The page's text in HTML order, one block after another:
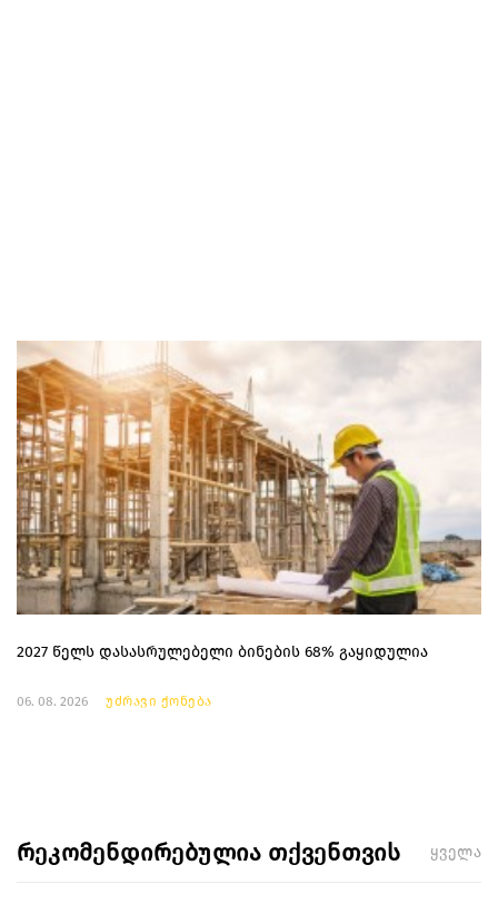
2027 წელს დასასრულებელი ბინების 68% გაყიდულია
06. 08. 2026 უძრავი ქონება
რეკომენდირებულია თქვენთვის ყველა